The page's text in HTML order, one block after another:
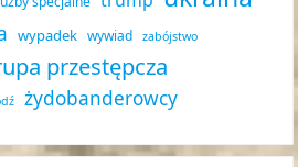
wypadek wywiad zabójstwo
przestępcza
żydobanderowcy